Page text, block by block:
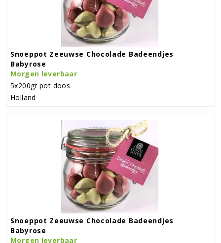
Snoeppot Zeeuwse Chocolade Badeendjes
Babyrose
Morgen leverbaar
5x200gr pot doos
Holland
Snoeppot Zeeuwse Chocolade Badeendjes
Babyrose
Morgen leverbaar